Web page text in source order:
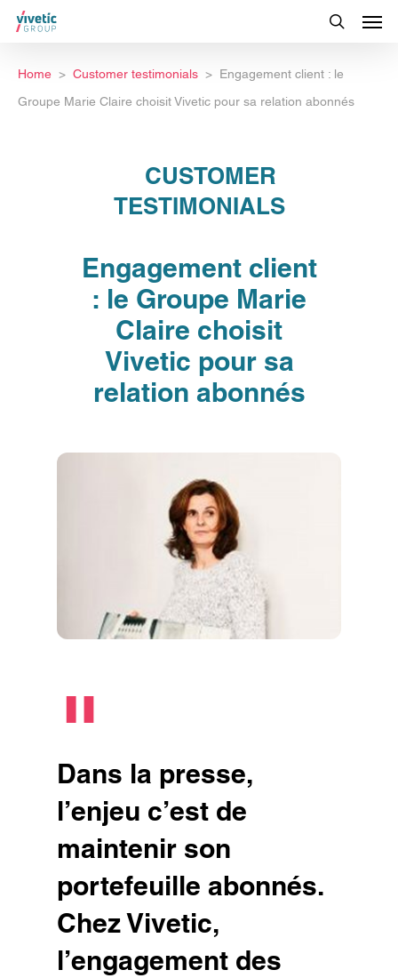
Home Customer testimonials
Engagement client : le
Groupe Marie Claire choisit Vivetic pour sa relation abonnés
CUSTOMER
TESTIMONIALS
Engagement client
: le Groupe Marie
Claire choisit
Vivetic pour sa
relation abonnés
"
Dans la presse,
l’enjeu c’est de
maintenir son
portefeuille abonnés.
Chez Vivetic,
l’engagement des